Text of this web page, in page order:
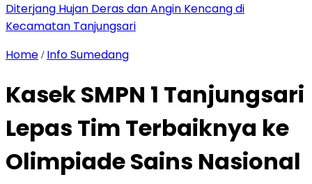
Diterjang Hujan Deras dan Angin Kencang di
Kecamatan Tanjungsari
Home / Info Sumedang
Kasek SMPN 1 Tanjungsari
Lepas Tim Terbaiknya ke
Olimpiade Sains Nasional